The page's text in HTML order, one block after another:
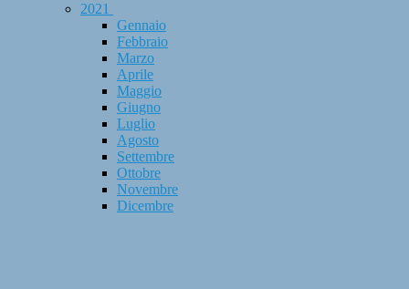
2021
Gennaio
Febbraio
Marzo
Aprile
Maggio
Giugno
Luglio
Agosto
Settembre
Ottobre
Novembre
Dicembre